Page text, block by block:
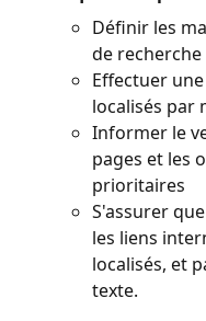
Définir les
de
Effectuer
localisés par
Informer le
pages et les
prioritaires
S'assurer
les liens
localisés, et
texte.